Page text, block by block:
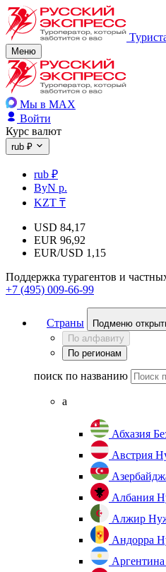
Меню
Мы в MAX
Войти
Курс валют
rub ₽
rub ₽
ByN р.
KZT ₸
USD 84,17
EUR 96,92
EUR/USD 1,15
Поддержка турагентов и
+7 (495) 009-66-99
Страны
Подменю
По алфавиту
По регионам
поиск по названию
а
Абхазия
Австрия
Албания
Алжир
Андорра
Аргентина